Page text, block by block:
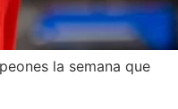
la semana que